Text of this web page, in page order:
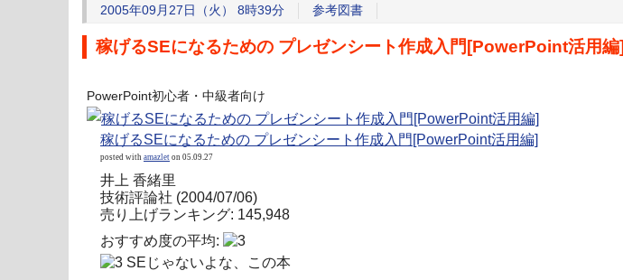
2005年09月27日（火） 8時39分 参考図書
稼げるSEになるための プレゼンシート作成入門[PowerPoint活用編]
PowerPoint初心者・中級者向け
稼げるSEになるための プレゼンシート作成入門[PowerPoint活用編]
posted with amazlet on 05.09.27
井上 香緒里
技術評論社 (2004/07/06)
売り上げランキング: 145,948
おすすめ度の平均:
SEじゃないよな、この本